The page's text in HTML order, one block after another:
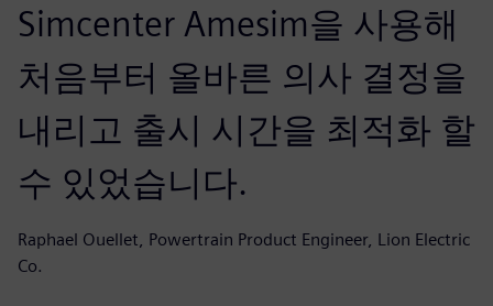
Simcenter Amesim을 사용해
처음부터 올바른 의사 결정을
내리고 출시 시간을 최적화 할
수 있었습니다.
Raphael Ouellet, Powertrain Product Engineer, Lion Electric
Co.